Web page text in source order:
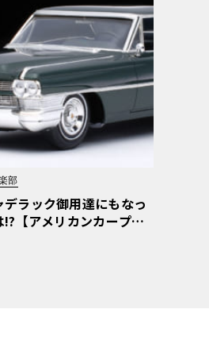
部
ラック御用達にもなっ
【アメリカンカープラ
回